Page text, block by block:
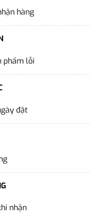
hàng
phẩm lỗi
đặt
nhận